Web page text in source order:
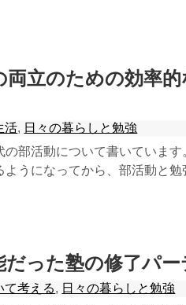
両立のための効率
活, 日々の暮らしと勉強
の部活動について書いていま
うになってから、部活動と勉
だった塾の修了パ
て考える, 日々の暮らしと勉強